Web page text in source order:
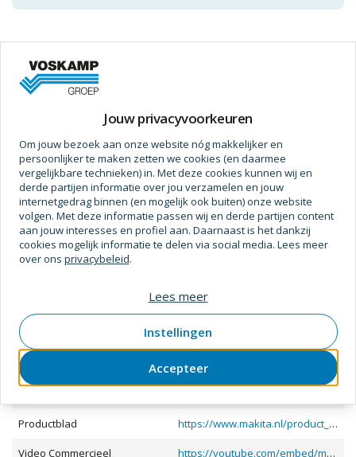
ideale boorhamer voor gaten tot 12 mm, maar kan tot 22
het anker is door de zig-zag coating en het veld is door de
poeder-coating vernislaag beter beschermd tegen stof en
daardoor duurzamer.
Specificaties
Capaciteit (Hout) 0 - 32
Capaciteit (Staal) 0 - 13
Trilling 14
Spanning 230
Capaciteit (Beton)
Capaciteit (Kroonboor) 35 - 54
Verpakt Per 1 Pc
Hoogte 214 mm
Breedte 84 mm
Toon meer
Documenten en downloads
Product URLS
Productblad https://www.makita.nl/product_print/HR2230.pdf
Video Commercieel https://youtube.com/embed/mPeOuoHghcc
Jouw privacyvoorkeuren
Om jouw bezoek aan onze website nóg makkelijker en
persoonlijker te maken zetten we cookies (en daarmee
vergelijkbare technieken) in. Met deze cookies kunnen wij en
derde partijen informatie over jou verzamelen en jouw
internetgedrag binnen (en mogelijk ook buiten) onze website
volgen. Met deze informatie passen wij en derde partijen content
aan jouw interesses en profiel aan. Daarnaast is het dankzij
cookies mogelijk informatie te delen via social media. Lees meer
over ons privacybeleid.
Accepteer
Instellingen
Lees meer